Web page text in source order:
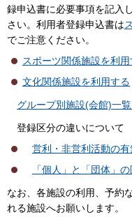
録申込書に必要事項を記入
さい。利用者登録申込書は
でご注意ください。
スポーツ関係施設を利用
文化関係施設を利用する
グループ別施設(会館)一覧
登録区分の違いについて
営利・非営利活動の有
「個人」と「団体」
なお、各施設の利用、予約
れる施設へお願いします。